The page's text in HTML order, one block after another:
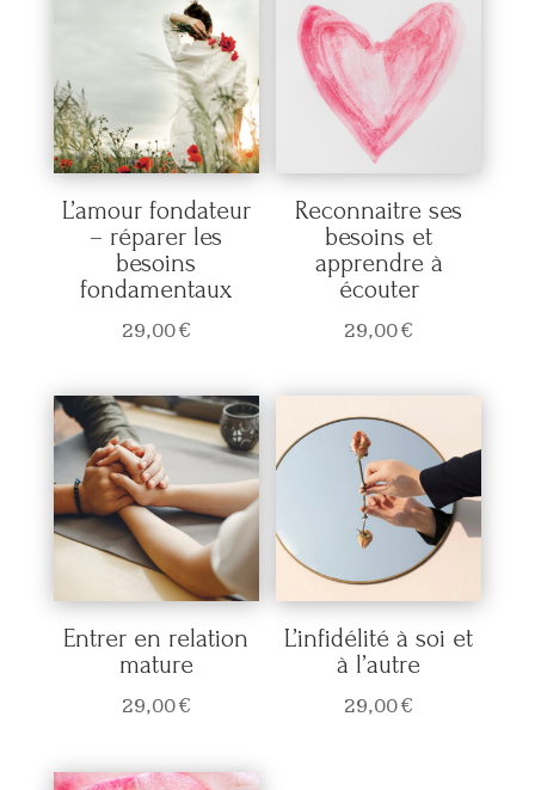
L’amour fondateur
– réparer les
besoins
fondamentaux
29,00€
Reconnaitre ses
besoins et
apprendre à
écouter
29,00€
Entrer en relation
mature
29,00€
L’infidélité à soi et
à l’autre
29,00€